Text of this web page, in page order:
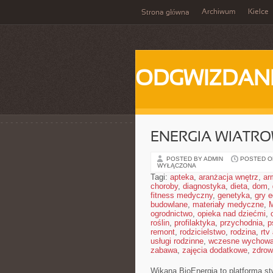
Strona główna Archiwum Kielce
ENERGIA
POSTED BY ADMIN POSTED
WYŁĄCZONA
Tagi: apteka, aranżacja wnętrz,
choroby, diagnostyka, dieta, dom,
fitness medyczny, genetyka, gry
budowlane, materiały medyczne,
ogrodnictwo, opieka nad dziećmi,
roślin, profilaktyka, przychodnia,
remont, rodzicielstwo, rodzina, rtv
usługi rodzinne, wczesne
zabawa, zajęcia dodatkowe,
Wikana BioEnergia to platforma